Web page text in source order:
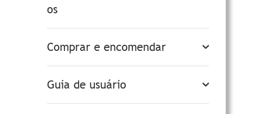
os
Comprar e encomendar
Guia de usuário